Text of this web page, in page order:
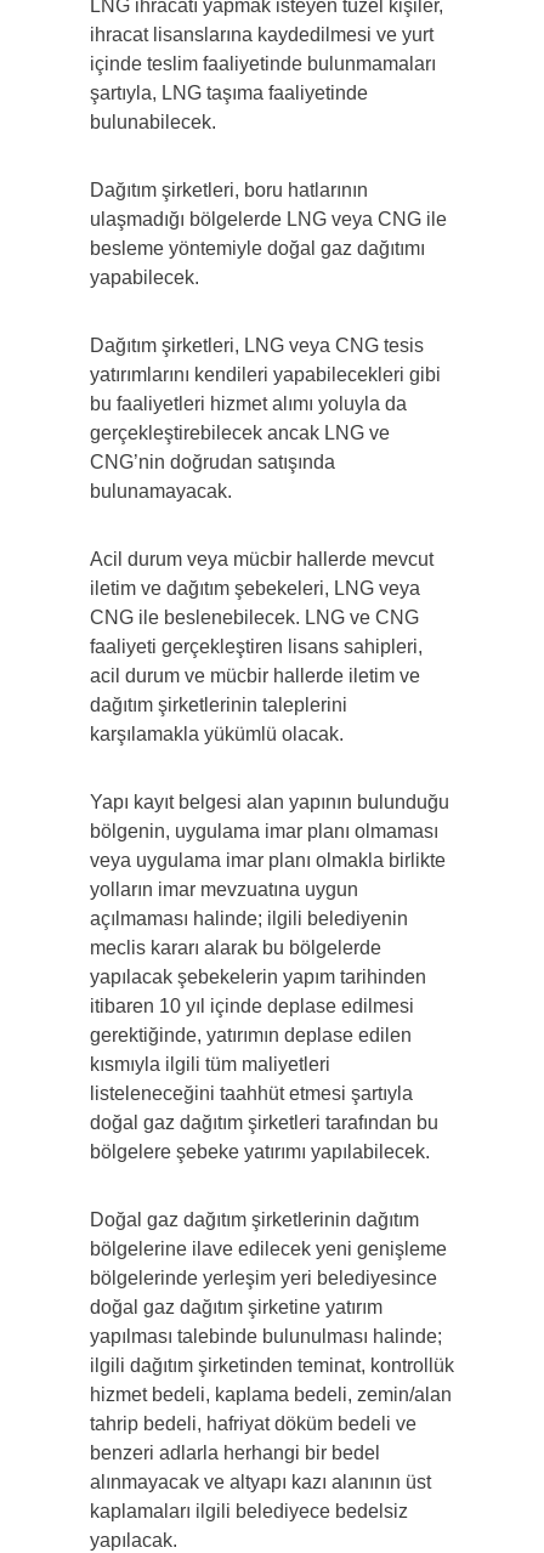
LNG ihracatı yapmak isteyen tüzel kişiler,
ihracat lisanslarına kaydedilmesi ve yurt
içinde teslim faaliyetinde bulunmamaları
şartıyla, LNG taşıma faaliyetinde
bulunabilecek.
Dağıtım şirketleri, boru hatlarının
ulaşmadığı bölgelerde LNG veya CNG ile
besleme yöntemiyle doğal gaz dağıtımı
yapabilecek.
Dağıtım şirketleri, LNG veya CNG tesis
yatırımlarını kendileri yapabilecekleri gibi
bu faaliyetleri hizmet alımı yoluyla da
gerçekleştirebilecek ancak LNG ve
CNG’nin doğrudan satışında
bulunamayacak.
Acil durum veya mücbir hallerde mevcut
iletim ve dağıtım şebekeleri, LNG veya
CNG ile beslenebilecek. LNG ve CNG
faaliyeti gerçekleştiren lisans sahipleri,
acil durum ve mücbir hallerde iletim ve
dağıtım şirketlerinin taleplerini
karşılamakla yükümlü olacak.
Yapı kayıt belgesi alan yapının bulunduğu
bölgenin, uygulama imar planı olmaması
veya uygulama imar planı olmakla birlikte
yolların imar mevzuatına uygun
açılmaması halinde; ilgili belediyenin
meclis kararı alarak bu bölgelerde
yapılacak şebekelerin yapım tarihinden
itibaren 10 yıl içinde deplase edilmesi
gerektiğinde, yatırımın deplase edilen
kısmıyla ilgili tüm maliyetleri
listeleneceğini taahhüt etmesi şartıyla
doğal gaz dağıtım şirketleri tarafından bu
bölgelere şebeke yatırımı yapılabilecek.
Doğal gaz dağıtım şirketlerinin dağıtım
bölgelerine ilave edilecek yeni genişleme
bölgelerinde yerleşim yeri belediyesince
doğal gaz dağıtım şirketine yatırım
yapılması talebinde bulunulması halinde;
ilgili dağıtım şirketinden teminat, kontrollük
hizmet bedeli, kaplama bedeli, zemin/alan
tahrip bedeli, hafriyat döküm bedeli ve
benzeri adlarla herhangi bir bedel
alınmayacak ve altyapı kazı alanının üst
kaplamaları ilgili belediyece bedelsiz
yapılacak.